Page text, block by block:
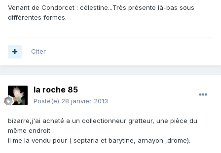
Venant de Condorcet : célestine...Très présente là-bas sous
différentes formes.
Citer
la roche 85
Posté(e) 28 janvier 2013
bizarre,j'ai acheté a un collectionneur gratteur, une pièce du
même endroit .
il me la vendu pour ( septaria et barytine, arnayon ,drome).